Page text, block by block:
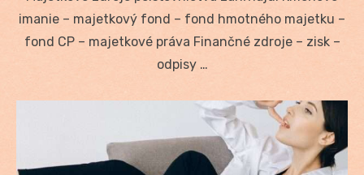
imanie – majetkový fond – fond hmotného majetku –
fond CP – majetkové práva Finančné zdroje – zisk –
odpisy …